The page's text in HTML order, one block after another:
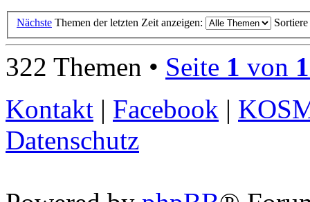
Nächste Themen der letzten Zeit anzeigen:
322 Themen • Seite 1 von
Kontakt | Facebook |
Datenschutz